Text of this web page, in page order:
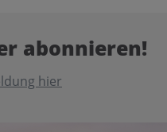
abonnieren!
hier